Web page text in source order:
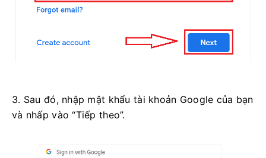
3. Sau đó, nhập mật khẩu tài khoản Google của bạn
và nhấp vào “Tiếp theo”.